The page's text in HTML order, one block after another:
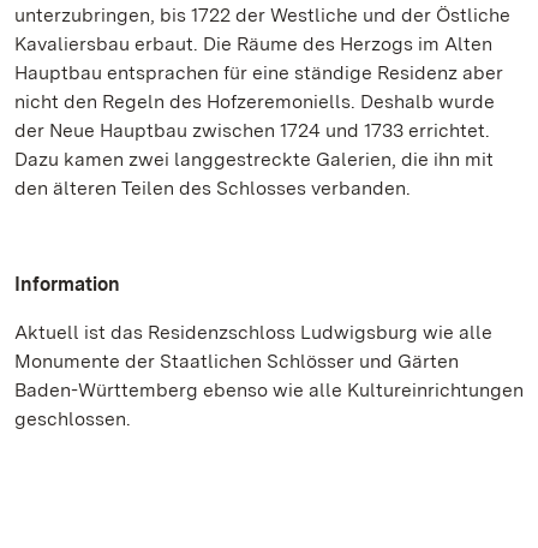
unterzubringen, bis 1722 der Westliche und der Östliche
Kavaliersbau erbaut. Die Räume des Herzogs im Alten
Hauptbau entsprachen für eine ständige Residenz aber
nicht den Regeln des Hofzeremoniells. Deshalb wurde
der Neue Hauptbau zwischen 1724 und 1733 errichtet.
Dazu kamen zwei langgestreckte Galerien, die ihn mit
den älteren Teilen des Schlosses verbanden.
Information
Aktuell ist das Residenzschloss Ludwigsburg wie alle
Monumente der Staatlichen Schlösser und Gärten
Baden-Württemberg ebenso wie alle Kultureinrichtungen
geschlossen.